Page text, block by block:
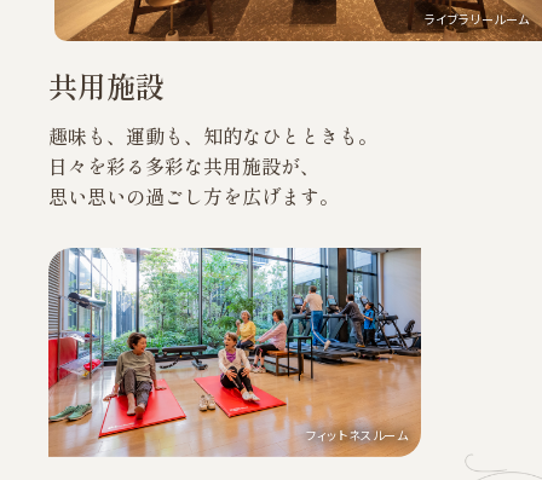
共用施設
趣味も、運動も、知的なひとときも。
日々を彩る多彩な共用施設が、
思い思いの過ごし方を広げます。
ライブラリールーム
フィットネスルーム